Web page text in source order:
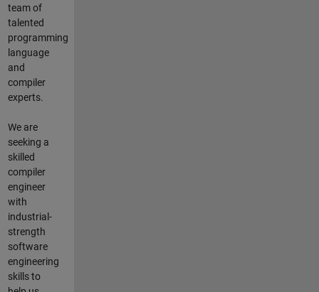
team of
talented
programming
language
and
compiler
experts.
We are
seeking a
skilled
compiler
engineer
with
industrial-
strength
software
engineering
skills to